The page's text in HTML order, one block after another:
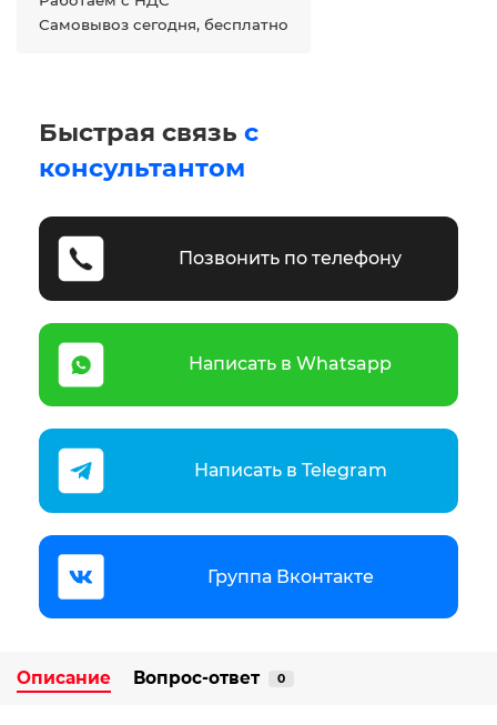
Самовывоз сегодня, бесплатно
Быстрая связь с
консультантом
Позвонить по телефону
Написать в Whatsapp
Написать в Telegram
Группа Вконтакте
Описание Вопрос-ответ 0